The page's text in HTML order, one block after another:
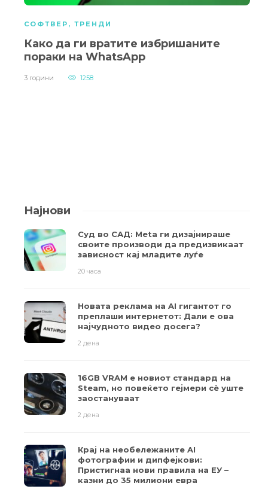
СОФТВЕР , ТРЕНДИ
Како да ги вратите избришаните
пораки на WhatsApp
3 години 1258
Најнови
Суд во САД: Meta ги дизајнираше
своите производи да предизвикаат
зависност кај младите луѓе
20 часа
Новата реклама на AI гигантот го
преплаши интернетот: Дали е ова
најчудното видео досега?
2 дена
16GB VRAM е новиот стандард на
Steam, но повеќето гејмери ​​сè уште
заостануваат
2 дена
Крај на необележаните AI
фотографии и дипфејкови:
Пристигнаа нови правила на ЕУ –
казни до 35 милиони евра